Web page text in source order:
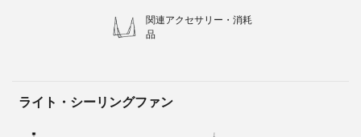
関連アクセサリー・消耗
品
ライト・シーリングファン